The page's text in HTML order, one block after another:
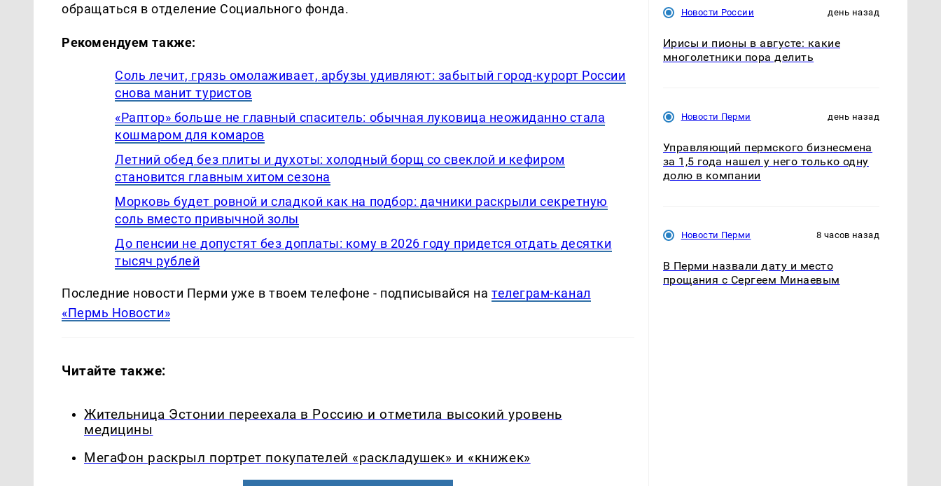
обращаться в отделение Социального фонда.
Рекомендуем также:
Соль лечит, грязь омолаживает, арбузы удивляют: забытый город-курорт России
снова манит туристов
«Раптор» больше не главный спаситель: обычная луковица неожиданно стала
кошмаром для комаров
Летний обед без плиты и духоты: холодный борщ со свеклой и кефиром
становится главным хитом сезона
Морковь будет ровной и сладкой как на подбор: дачники раскрыли секретную
соль вместо привычной золы
До пенсии не допустят без доплаты: кому в 2026 году придется отдать десятки
тысяч рублей
Последние новости Перми уже в твоем телефоне - подписывайся нателеграм-канал
«Пермь Новости»
Читайте также:
Жительница Эстонии переехала в Россию и отметила высокий уровень
медицины
МегаФон раскрыл портрет покупателей «раскладушек» и «книжек»
Новости России день назад
Ирисы и пионы в августе: какие
многолетники пора делить
Новости Перми день назад
Управляющий пермского бизнесмена
за 1,5 года нашел у него только одну
долю в компании
Новости Перми 8 часов назад
В Перми назвали дату и место
прощания с Сергеем Минаевым